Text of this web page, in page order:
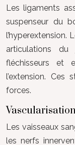
Les ligaments
suspenseur du
l’hyperextension.
articulations
fléchisseurs et
l’extension.
forces.
Les vaisseaux
les nerfs